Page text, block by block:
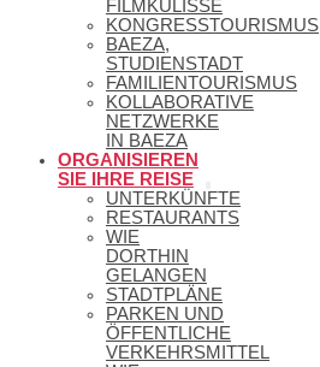
FILMKULISSE
KONGRESSTOURISMUS
BAEZA,
STUDIENSTADT
FAMILIENTOURISMUS
KOLLABORATIVE
NETZWERKE
IN BAEZA
ORGANISIEREN
SIE IHRE REISE
UNTERKÜNFTE
RESTAURANTS
WIE
DORTHIN
GELANGEN
STADTPLÄNE
PARKEN UND
ÖFFENTLICHE
VERKEHRSMITTEL